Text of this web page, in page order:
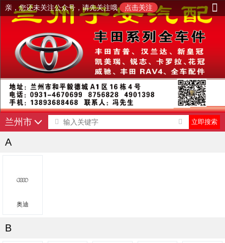
兰州市
A
奥迪
B
亲，您还未关注公众号，请先关注哦 点击关注